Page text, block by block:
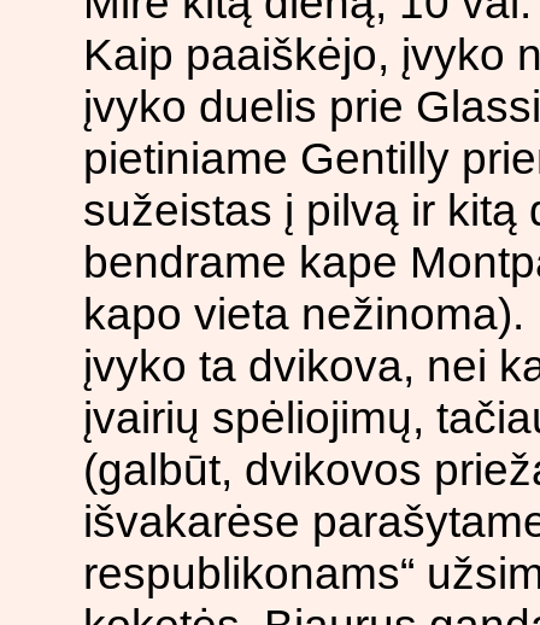
Kaip paaiškėjo, įvyko
įvyko duelis prie
pietiniame Gentilly
sužeistas į pilvą ir kitą
bendrame kape
kapo vieta
įvyko ta dvikova, nei
įvairių spėliojimų,
(galbūt, dvikovos
išvakarėse
respublikonams“